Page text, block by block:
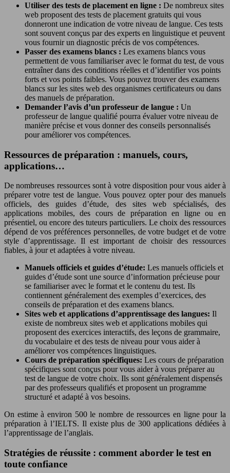
Utiliser des tests de placement en ligne : De nombreux sites
web proposent des tests de placement gratuits qui vous
donneront une indication de votre niveau de langue. Ces tests
sont souvent conçus par des experts en linguistique et peuvent
vous fournir un diagnostic précis de vos compétences.
Passer des examens blancs : Les examens blancs vous
permettent de vous familiariser avec le format du test, de vous
entraîner dans des conditions réelles et d’identifier vos points
forts et vos points faibles. Vous pouvez trouver des examens
blancs sur les sites web des organismes certificateurs ou dans
des manuels de préparation.
Demander l’avis d’un professeur de langue : Un
professeur de langue qualifié pourra évaluer votre niveau de
manière précise et vous donner des conseils personnalisés
pour améliorer vos compétences.
Ressources de préparation : manuels, cours,
applications…
De nombreuses ressources sont à votre disposition pour vous aider à
préparer votre test de langue. Vous pouvez opter pour des manuels
officiels, des guides d’étude, des sites web spécialisés, des
applications mobiles, des cours de préparation en ligne ou en
présentiel, ou encore des tuteurs particuliers. Le choix des ressources
dépend de vos préférences personnelles, de votre budget et de votre
style d’apprentissage. Il est important de choisir des ressources
fiables, à jour et adaptées à votre niveau.
Manuels officiels et guides d’étude: Les manuels officiels et
guides d’étude sont une source d’information précieuse pour
se familiariser avec le format et le contenu du test. Ils
contiennent généralement des exemples d’exercices, des
conseils de préparation et des examens blancs.
Sites web et applications d’apprentissage des langues: Il
existe de nombreux sites web et applications mobiles qui
proposent des exercices interactifs, des leçons de grammaire,
du vocabulaire et des tests de niveau pour vous aider à
améliorer vos compétences linguistiques.
Cours de préparation spécifiques: Les cours de préparation
spécifiques sont conçus pour vous aider à vous préparer au
test de langue de votre choix. Ils sont généralement dispensés
par des professeurs qualifiés et proposent un programme
structuré et adapté à vos besoins.
On estime à environ 500 le nombre de ressources en ligne pour la
préparation à l’IELTS. Il existe plus de 300 applications dédiées à
l’apprentissage de l’anglais.
Stratégies de réussite : comment aborder le test en
toute confiance